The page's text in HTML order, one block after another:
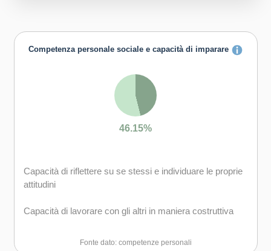
Competenza personale sociale e capacità di imparare
46.15%
Capacità di riflettere su se stessi e individuare le proprie
attitudini
Capacità di lavorare con gli altri in maniera costruttiva
Capacità di creare fiducia e provare empatia
Fonte dato: competenze personali